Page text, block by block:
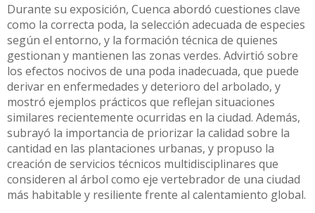
Durante su exposición, Cuenca abordó cuestiones clave
como la correcta poda, la selección adecuada de especies
según el entorno, y la formación técnica de quienes
gestionan y mantienen las zonas verdes. Advirtió sobre
los efectos nocivos de una poda inadecuada, que puede
derivar en enfermedades y deterioro del arbolado, y
mostró ejemplos prácticos que reflejan situaciones
similares recientemente ocurridas en la ciudad. Además,
subrayó la importancia de priorizar la calidad sobre la
cantidad en las plantaciones urbanas, y propuso la
creación de servicios técnicos multidisciplinares que
consideren al árbol como eje vertebrador de una ciudad
más habitable y resiliente frente al calentamiento global.